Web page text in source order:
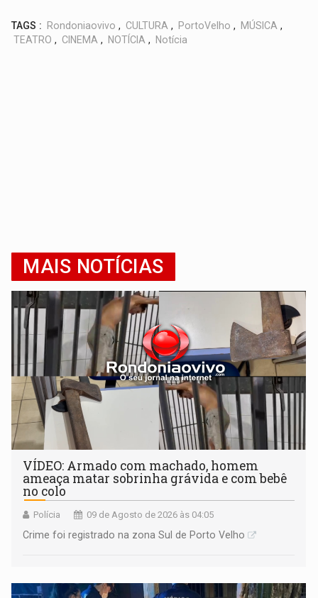
TAGS : Rondoniaovivo , CULTURA , PortoVelho , MÚSICA ,
TEATRO , CINEMA , NOTÍCIA , Notícia
MAIS NOTÍCIAS
VÍDEO: Armado com machado, homem
ameaça matar sobrinha grávida e com bebê
no colo
Polícia 09 de Agosto de 2026 às 04:05
Crime foi registrado na zona Sul de Porto Velho